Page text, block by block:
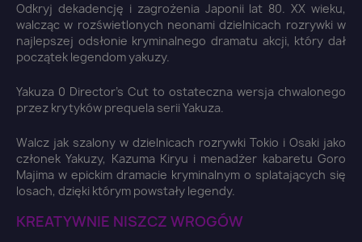
Odkryj dekadencję i zagrożenia Japonii lat 80. XX wieku,
walcząc w rozświetlonych neonami dzielnicach rozrywki w
najlepszej odsłonie kryminalnego dramatu akcji, który dał
początek legendom yakuzy.
Yakuza 0 Director's Cut to ostateczna wersja chwalonego
przez krytyków prequela serii Yakuza.
Walcz jak szalony w dzielnicach rozrywki Tokio i Osaki jako
członek Yakuzy, Kazuma Kiryu i menadżer kabaretu Goro
Majima w epickim dramacie kryminalnym o splatających się
losach, dzięki którym powstały legendy.
KREATYWNIE NISZCZ WROGÓW